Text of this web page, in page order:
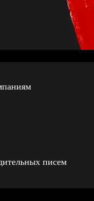
писем